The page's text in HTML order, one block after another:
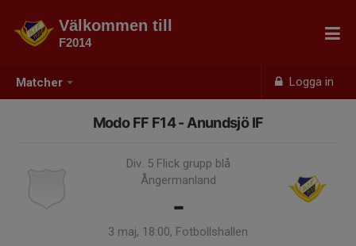
Matcher Logga in
Välkommen till
F2014
Modo FF F14 - Anundsjö IF
Div. 5 Flick grupp blå
Ångermanland
-
3 maj, 18:00, Fotbollshallen